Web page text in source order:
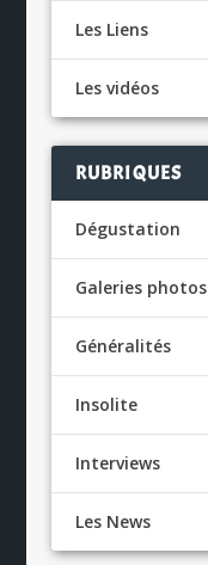
Les Liens
Les vidéos
RUBRIQUES
Dégustation
Galeries photos
Généralités
Insolite
Interviews
Les News